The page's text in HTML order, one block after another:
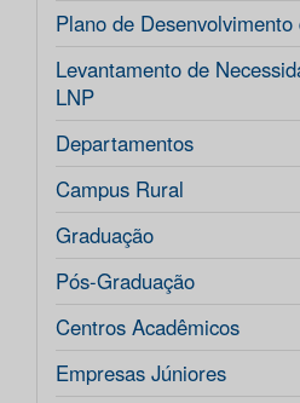
Plano de
Levantamento de
LNP
Departamentos
Campus Rural
Graduação
Pós-Graduação
Centros Acadêmicos
Empresas Júniores